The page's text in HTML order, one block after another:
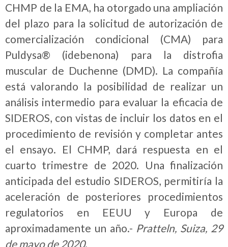
CHMP de la EMA, ha otorgado una ampliación
del plazo para la solicitud de autorización de
comercialización condicional (CMA) para
Puldysa® (idebenona) para la distrofia
muscular de Duchenne (DMD). La compañía
está valorando la posibilidad de realizar un
análisis intermedio para evaluar la eficacia de
SIDEROS, con vistas de incluir los datos en el
procedimiento de revisión y completar antes
el ensayo. El CHMP, dará respuesta en el
cuarto trimestre de 2020. Una finalización
anticipada del estudio SIDEROS, permitiría la
aceleración de posteriores procedimientos
regulatorios en EEUU y Europa de
aproximadamente un año.- Pratteln, Suiza, 29
de mayo de 2020.